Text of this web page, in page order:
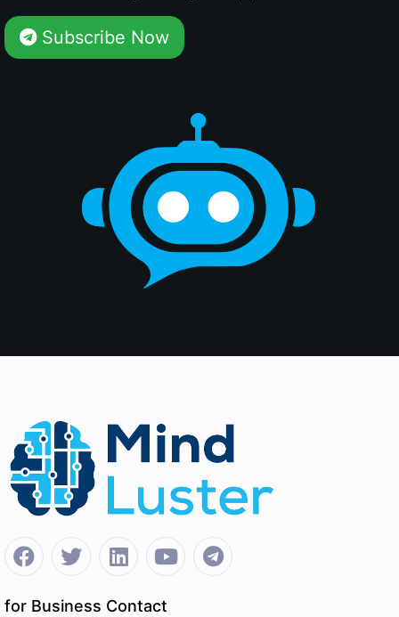
Subscribe Now
for Business Contact